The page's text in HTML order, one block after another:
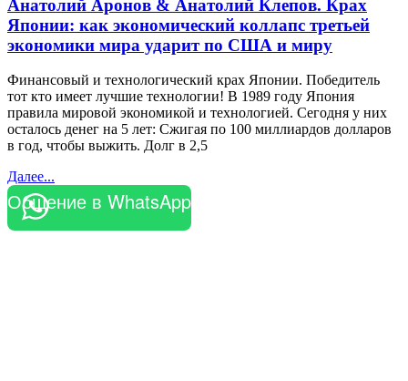
Анатолий Аронов & Анатолий Клепов. Крах
Японии: как экономический коллапс третьей
экономики мира ударит по США и миру
Финансовый и технологический крах Японии. Победитель
тот кто имеет лучшие технологии! В 1989 году Япония
правила мировой экономикой и технологией. Сегодня у них
осталось денег на 5 лет: Сжигая по 100 миллиардов долларов
в год, чтобы выжить. Долг в 2,5
Далее...
Общение в WhatsApp